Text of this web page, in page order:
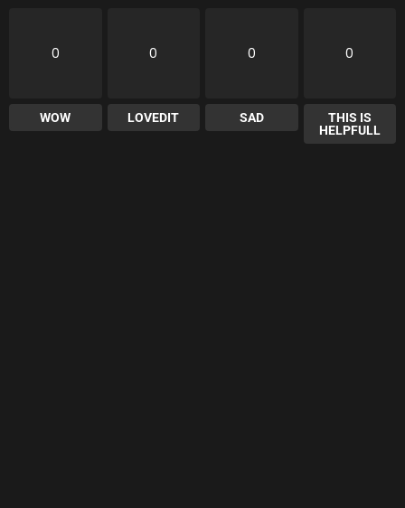
0
WOW
0
LOVEDIT
0
SAD
0
THIS IS
HELPFULL